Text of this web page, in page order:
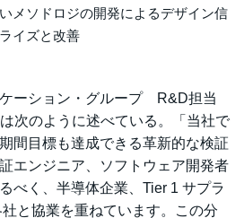
メソドロジの開発によるデザイン信
イズと改善
ーション・グループ R&D担当
次のように述べている。「当社で
間目標も達成できる革新的な検証
エンジニア、ソフトウェア開発者
べく、半導体企業、Tier 1 サプラ
と協業を重ねています。この分